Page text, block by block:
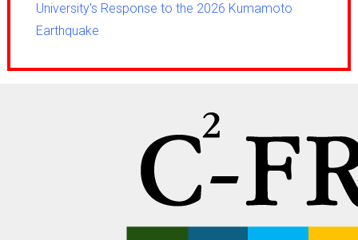
University's Response to the 2026 Kumamoto
Earthquake